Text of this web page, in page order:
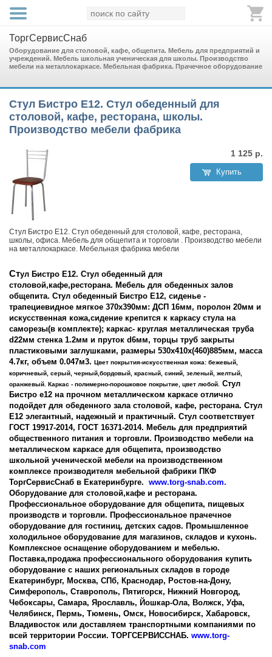
ТоргСервисСнаб
Оборудование для столовой, кафе, общепита. Мебель для предприятий и
учреждений. Мебель школьная ученическая для школы. Производство
мебели на металлокаркасе. Мебельная фабрика. Прачечное оборудование
Стул Бистро Е12. Стул обеденный для
столовой, кафе, ресторана, школы.
Производство мебели фабрика
1 125 р.
Купить
Стул Бистро Е12. Стул обеденный для столовой, кафе, ресторана,
школы, офиса. Мебель для общепита и торговли . Производство мебели
на металлокаркасе. Мебельная фабрика мебели
Стул Бистро Е12. Стул обеденный для
столовой,кафе,ресторана. Мебель для обеденных залов
общепита. Стул обеденный Бистро Е12, сиденье -
трапециевидное мягкое 370х390мм: ДСП 16мм, поролон 20мм и
искусственная кожа,сидение крепится к каркасу стула на
саморезы(в комплекте); каркас- круглая металлическая труба
d22мм стенка 1.2мм и пруток d6мм, торцы труб закрыты
пластиковыми заглушками, размеры 530х410х(460)885мм, масса
4.7кг, объем 0.047м3. Цвет покрытия-искусственная кожа: бежевый,
коричневый, серый, черный,бордовый, красный, синий, зеленый, желтый,
оранжевый. Каркас - полимерно-порошковое покрытие, цвет любой. Стул
Бистро е12 на прочном металлическом каркасе отлично
подойдет для обеденного зала столовой, кафе, ресторана. Стул
Е12 элегантный, надежный и практичный. Стул соответствует
ГОСТ 19917-2014, ГОСТ 16371-2014. Мебель для предприятий
общественного питания и торговли. Производство мебели на
металлическом каркасе для общепита, производство
школьной ученической мебели на производственном
комплексе производителя мебельной фабрики ПКФ
ТоргСервисСнаб в Екатеринбурге. www.torg-snab.com.
Оборудование для столовой,кафе и ресторана.
Профессиональное оборудование для общепита, пищевых
производств и торговли. Профессиональное прачечное
оборудование для гостиниц, детских садов. Промышленное
холодильное оборудование для магазинов, складов и кухонь.
Комплексное оснащение оборудованием и мебелью.
Поставка,продажа профессионального оборудования купить
оборудование с наших региональных складов в городе
Екатеринбург, Москва, СПб, Краснодар, Ростов-на-Дону,
Симферополь, Ставрополь, Пятигорск, Нижний Новгород,
Чебоксары, Самара, Ярославль, Йошкар-Ола, Волжск, Уфа,
Челябинск, Пермь, Тюмень, Омск, Новосибирск, Хабаровск,
Владивосток или доставляем транспортными компаниями по
всей территории России. ТОРГСЕРВИССНАБ. www.torg-
snab.com